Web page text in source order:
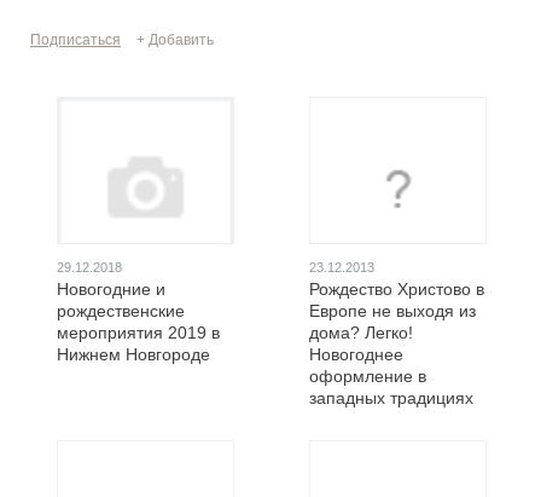
Подписаться + Добавить
29.12.2018
Новогодние и
рождественские
мероприятия 2019 в
Нижнем Новгороде
23.12.2013
Рождество Христово в
Европе не выходя из
дома? Легко!
Новогоднее
оформление в
западных традициях